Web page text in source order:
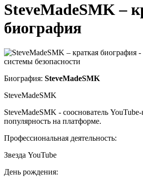
SteveMadeSMK –
биография
Биография: SteveMadeSMK
SteveMadeSMK
SteveMadeSMK - сооснователь
популярность на платформе.
Профессиональная деятельность:
Звезда YouTube
День рождения: